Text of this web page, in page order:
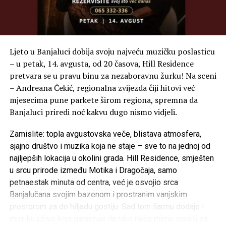
Ljeto u Banjaluci dobija svoju najveću muzičku poslasticu
– u petak, 14. avgusta, od 20 časova, Hill Residence
pretvara se u pravu binu za nezaboravnu žurku! Na sceni
– Andreana Čekić, regionalna zvijezda čiji hitovi već
mjesecima pune parkete širom regiona, spremna da
Banjaluci priredi noć kakvu dugo nismo vidjeli.
Zamislite: topla avgustovska veče, blistava atmosfera,
sjajno društvo i muzika koja ne staje – sve to na jednoj od
najljepših lokacija u okolini grada. Hill Residence, smješten
u srcu prirode između Motika i Dragočaja, samo
petnaestak minuta od centra, već je osvojio srca
Banjalučana svojim bazenom i prostranim vanjskim
prostorom za do hiljadu gostiju. Sad tom šarmu dodaje i